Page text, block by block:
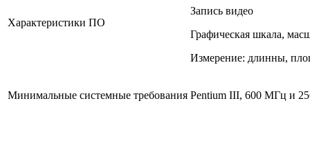
Характеристики ПО
Запись видео
Графическая шкала,
Измерение: длинны,
Минимальные системные требования Pentium III, 600 МГц и